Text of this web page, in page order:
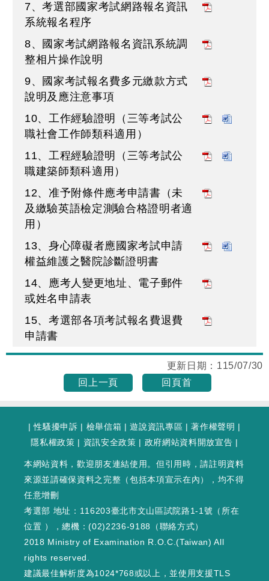
7、考選部國家考試網路報名資訊
系統報名程序
8、國家考試網路報名資訊系統調
整相片操作說明
9、國家考試報名費多元繳款方式
說明及應注意事項
10、工作經驗證明（三等考試公
職社會工作師類科適用）
11、工程經驗證明（三等考試公
職建築師類科適用）
12、准予附條件應考申請書（未
及繳驗英語檢定測驗合格證明者適
用）
13、身心障礙者應國家考試申請
權益維護之醫院診斷證明書
14、應考人變更地址、電子郵件
或姓名申請表
15、考選部各項考試報名費退費
申請書
更新日期： 115/07/30
回上一頁
回頁首
|性騷擾申訴 | 檢舉信箱 |遊說資訊專區 |著作權聲明 |
隱私權政策 | 資訊安全政策 | 政府網站資料開放宣告 |
本網站資料，歡迎朋友連結使用。但引用時，請註明資料
來源並請確保資料之完整（包括本項宣示在內），均不得
任意增刪
考選部 地址：116203臺北市文山區試院路1-1號（ 所在
位置 ），總機：(02)2236-9188（聯絡方式）
2018 Ministry of Examination R.O.C.(Taiwan) All
rights reserved.
建議最佳解析度為1024*768或以上，並使用支援TLS